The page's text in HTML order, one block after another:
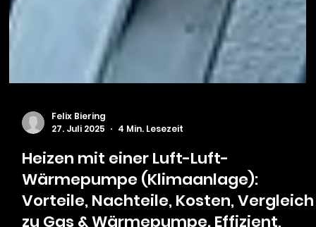
Felix Biering
27. Juli 2025
4 Min. Lesezeit
Heizen mit einer Luft-Luft-